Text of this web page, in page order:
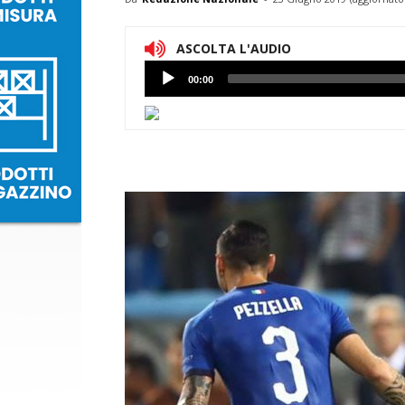
ASCOLTA L'AUDIO
Lettore
Audio
00:00